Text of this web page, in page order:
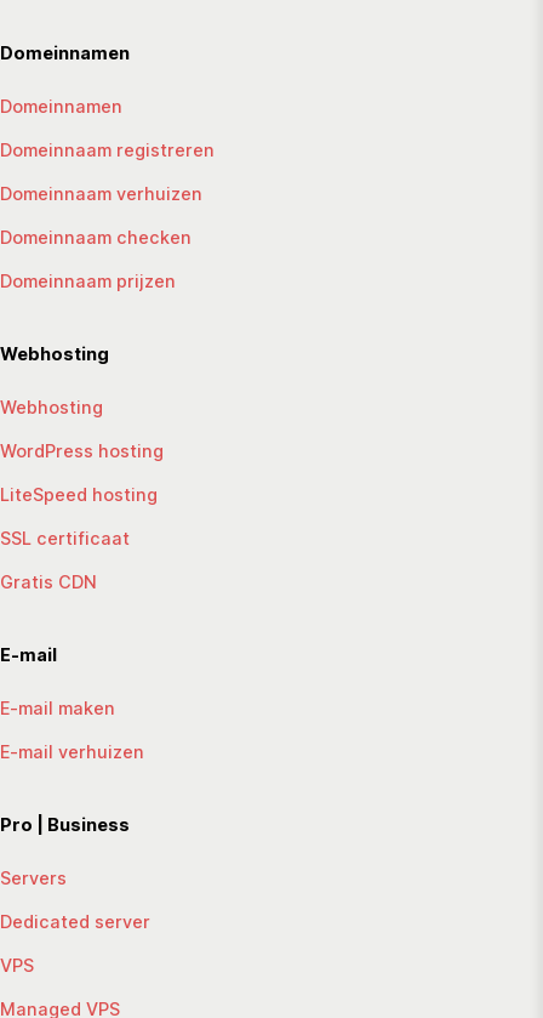
Domeinnamen
Domeinnamen
Domeinnaam registreren
Domeinnaam verhuizen
Domeinnaam checken
Domeinnaam prijzen
Webhosting
Webhosting
WordPress hosting
LiteSpeed hosting
SSL certificaat
Gratis CDN
E-mail
E-mail maken
E-mail verhuizen
Pro | Business
Servers
Dedicated server
VPS
Managed VPS